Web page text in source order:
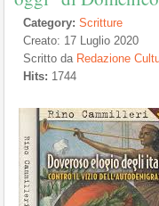
Category: Scritture
Creato: 17 Luglio 2020
Scritto da Redazione
Hits: 1744